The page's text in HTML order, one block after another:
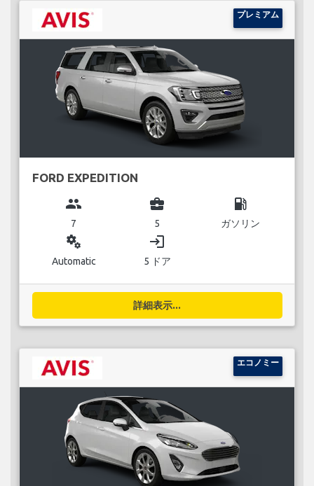
プレミアム
FORD EXPEDITION
group
7
business_center
5
local_gas_station
ガソリン
miscellaneous_services
Automatic
login
5 ドア
詳細表示...
エコノミー